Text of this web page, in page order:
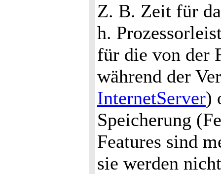
Z. B. Zeit für
h.
für die von der
während der
InternetServer)
Speicherung
Features sind
sie werden